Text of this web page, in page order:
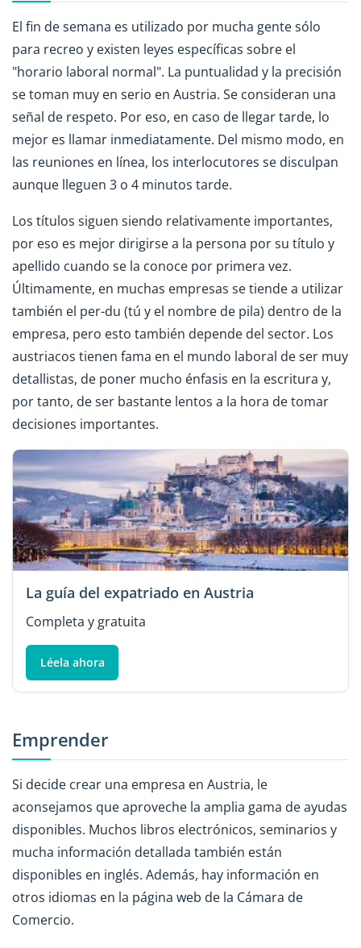
El fin de semana es utilizado por mucha gente sólo
para recreo y existen leyes específicas sobre el
"horario laboral normal". La puntualidad y la precisión
se toman muy en serio en Austria. Se consideran una
señal de respeto. Por eso, en caso de llegar tarde, lo
mejor es llamar inmediatamente. Del mismo modo, en
las reuniones en línea, los interlocutores se disculpan
aunque lleguen 3 o 4 minutos tarde.
Los títulos siguen siendo relativamente importantes,
por eso es mejor dirigirse a la persona por su título y
apellido cuando se la conoce por primera vez.
Últimamente, en muchas empresas se tiende a utilizar
también el per-du (tú y el nombre de pila) dentro de la
empresa, pero esto también depende del sector. Los
austriacos tienen fama en el mundo laboral de ser muy
detallistas, de poner mucho énfasis en la escritura y,
por tanto, de ser bastante lentos a la hora de tomar
decisiones importantes.
La guía del expatriado en Austria
Completa y gratuita
Léela ahora
Emprender
Si decide crear una empresa en Austria, le
aconsejamos que aproveche la amplia gama de ayudas
disponibles. Muchos libros electrónicos, seminarios y
mucha información detallada también están
disponibles en inglés. Además, hay información en
otros idiomas en la página web de la Cámara de
Comercio.